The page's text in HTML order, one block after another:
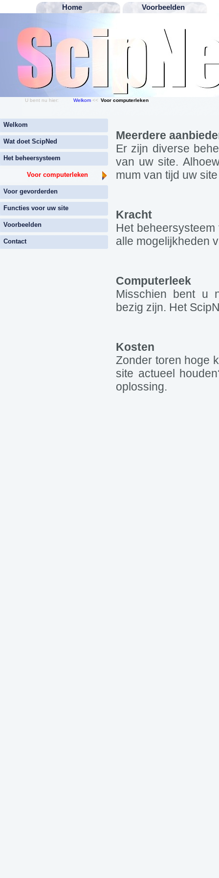
Home Voorbeelden
U bent nu hier: Welkom << Voor computerleken
Welkom
Wat doet ScipNed
Het beheersysteem
Voor computerleken
Voor gevorderden
Functies voor uw site
Voorbeelden
Contact
Meerdere
Er zijn diverse
van uw site.
mum van tijd uw
Kracht
Het
alle mogelijkheden
Computerleek
Misschien bent u
bezig zijn. Het
Kosten
Zonder toren hoge
site actueel
oplossing.